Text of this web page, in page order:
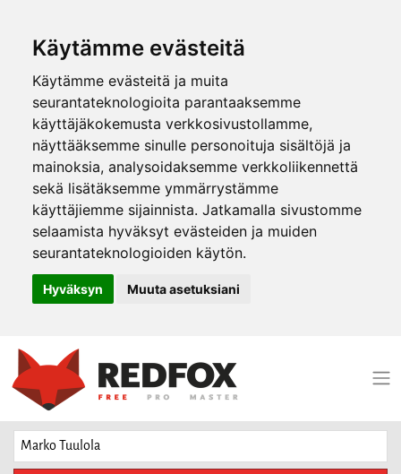
Käytämme evästeitä
Käytämme evästeitä ja muita
seurantateknologioita parantaaksemme
käyttäjäkokemusta verkkosivustollamme,
näyttääksemme sinulle personoituja sisältöjä ja
mainoksia, analysoidaksemme verkkoliikennettä
sekä lisätäksemme ymmärrystämme
käyttäjiemme sijainnista. Jatkamalla sivustomme
selaamista hyväksyt evästeiden ja muiden
seurantateknologioiden käytön.
Hyväksyn Muuta asetuksiani